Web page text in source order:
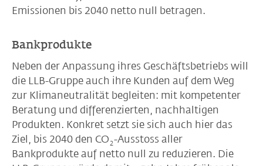
Emissionen bis 2040 netto null betragen.
Bankprodukte
Neben der Anpassung ihres Geschäftsbetriebs will
die LLB-Gruppe auch ihre Kunden auf dem Weg
zur Klimaneutralität begleiten: mit kompetenter
Beratung und differenzierten, nachhaltigen
Produkten. Konkret setzt sie sich auch hier das
Ziel, bis 2040 den CO 2-Ausstoss aller
Bankprodukte auf netto null zu reduzieren. Die